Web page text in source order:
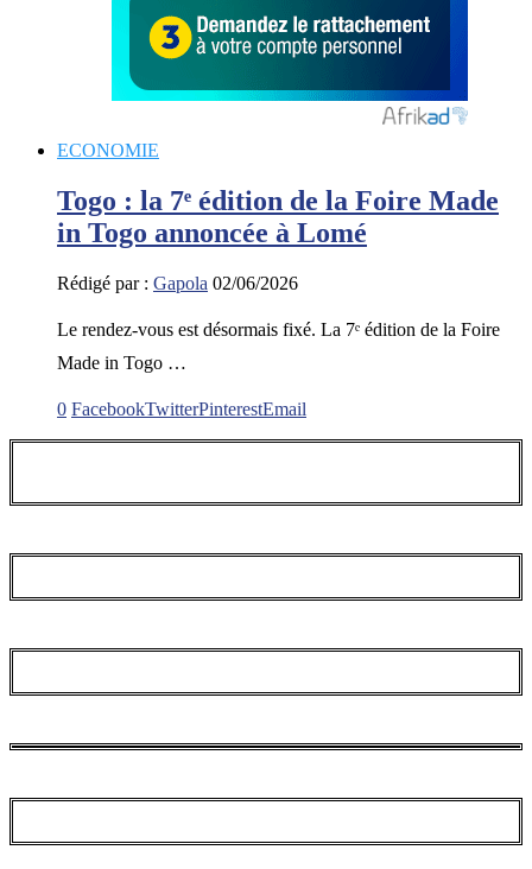
ECONOMIE
Togo : la 7ᵉ édition de la Foire Made
in Togo annoncée à Lomé
Rédigé par : Gapola 02/06/2026
Le rendez-vous est désormais fixé. La 7ᵉ édition de la Foire
Made in Togo …
0 FacebookTwitterPinterestEmail